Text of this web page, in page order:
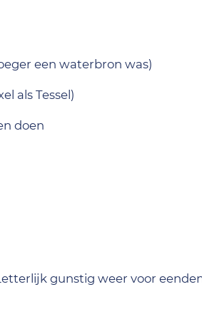
een waterbron was)
als Tessel)
doen
gunstig weer voor